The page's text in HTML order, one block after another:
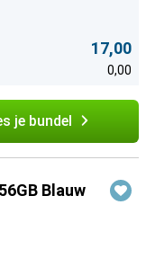
17,00
0,00
je bundel
Blauw